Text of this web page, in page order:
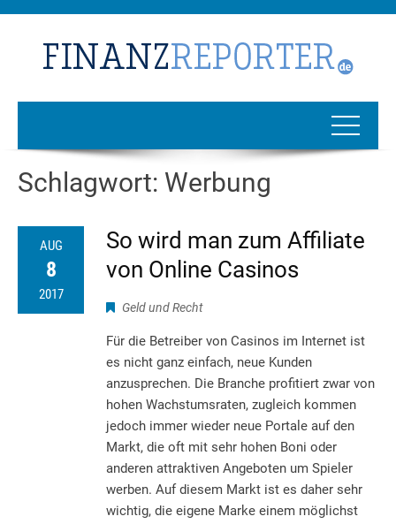
Schlagwort: Werbung
AUG
8
2017
So wird man zum Affiliate
von Online Casinos
Geld und Recht
Für die Betreiber von Casinos im Internet ist
es nicht ganz einfach, neue Kunden
anzusprechen. Die Branche profitiert zwar von
hohen Wachstumsraten, zugleich kommen
jedoch immer wieder neue Portale auf den
Markt, die oft mit sehr hohen Boni oder
anderen attraktiven Angeboten um Spieler
werben. Auf diesem Markt ist es daher sehr
wichtig, die eigene Marke einem möglichst